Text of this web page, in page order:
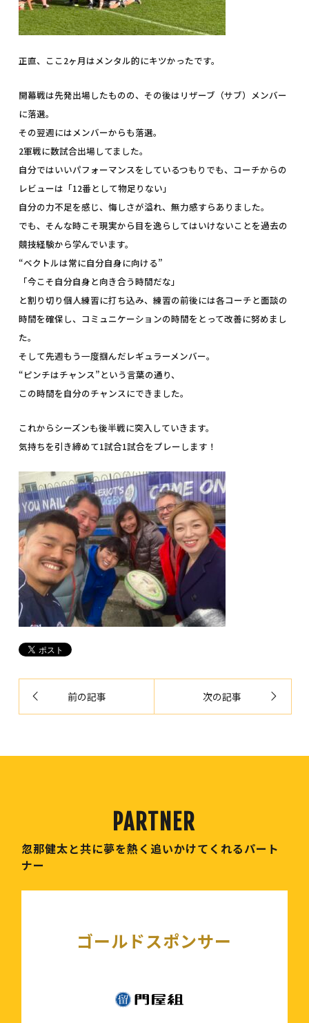
正直、ここ2ヶ月はメンタル的にキツかったです。
開幕戦は先発出場したものの、その後はリザーブ（サブ）メンバー
に落選。
その翌週にはメンバーからも落選。
2軍戦に数試合出場してました。
自分ではいいパフォーマンスをしているつもりでも、コーチからの
レビューは「12番として物足りない」
自分の力不足を感じ、悔しさが溢れ、無力感すらありました。
でも、そんな時こそ現実から目を逸らしてはいけないことを過去の
競技経験から学んでいます。
“ベクトルは常に自分自身に向ける”
「今こそ自分自身と向き合う時間だな」
と割り切り個人練習に打ち込み、練習の前後には各コーチと面談の
時間を確保し、コミュニケーションの時間をとって改善に努めまし
た。
そして先週もう一度掴んだレギュラーメンバー。
“ピンチはチャンス”という言葉の通り、
この時間を自分のチャンスにできました。
これからシーズンも後半戦に突入していきます。
気持ちを引き締めて1試合1試合をプレーします！
前の記事 次の記事
忽那健太と共に夢を熱く追いかけてくれるパート
ナー
ゴールドスポンサー